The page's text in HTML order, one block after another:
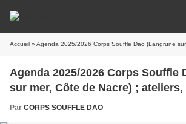
Accueil » Agenda 2025/2026 Corps Souffle Dao (Langrune sur mer,
Agenda 2025/2026 Corps Souffle
sur mer, Côte de Nacre) ; ateliers,
Par CORPS SOUFFLE DAO